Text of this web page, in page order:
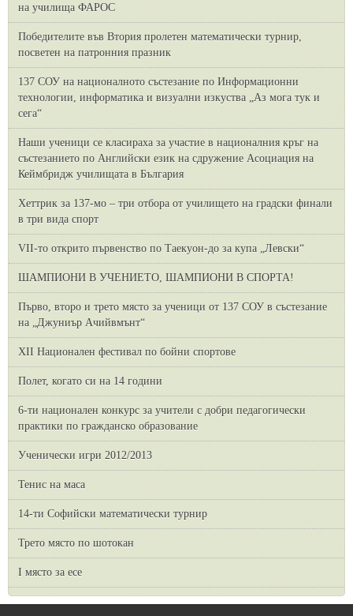
на училища ФАРОС
Победителите във Втория пролетен математически турнир,
посветен на патронния празник
137 СОУ на националното състезание по Информационни
технологии, информатика и визуални изкуства „Аз мога тук и
сега“
Наши ученици се класираха за участие в националния кръг на
състезанието по Английски език на сдружение Асоциация на
Кеймбридж училищата в България
Хеттрик за 137-мо – три отбора от училището на градски финали
в три вида спорт
VII-то открито първенство по Таекуон-до за купа „Левски“
ШАМПИОНИ В УЧЕНИЕТО, ШАМПИОНИ В СПОРТА!
Първо, второ и трето място за ученици от 137 СОУ в състезание
на „Джуниър Ачийвмънт“
XII Национален фестивал по бойни спортове
Полет, когато си на 14 години
6-ти национален конкурс за учители с добри педагогически
практики по гражданско образование
Ученически игри 2012/2013
Тенис на маса
14-ти Софийски математически турнир
Трето място по шотокан
I място за есе